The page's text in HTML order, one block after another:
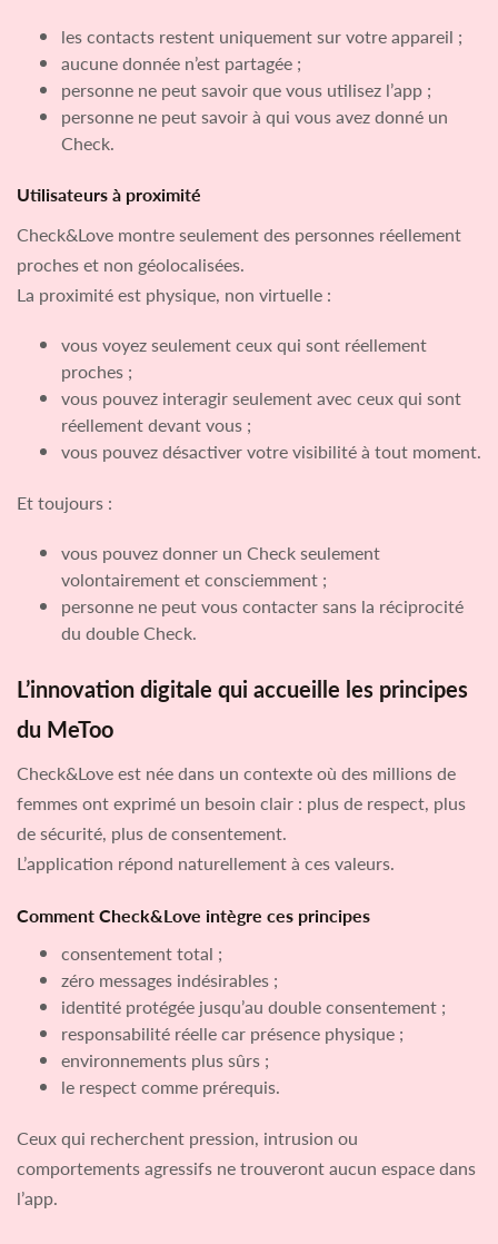
les contacts restent uniquement sur votre appareil ;
aucune donnée n’est partagée ;
personne ne peut savoir que vous utilisez l’app ;
personne ne peut savoir à qui vous avez donné un
Check.
Utilisateurs à proximité
Check&Love montre seulement des personnes réellement
proches et non géolocalisées.
La proximité est physique, non virtuelle :
vous voyez seulement ceux qui sont réellement
proches ;
vous pouvez interagir seulement avec ceux qui sont
réellement devant vous ;
vous pouvez désactiver votre visibilité à tout moment.
Et toujours :
vous pouvez donner un Check seulement
volontairement et consciemment ;
personne ne peut vous contacter sans la réciprocité
du double Check.
L’innovation digitale qui accueille les principes
du MeToo
Check&Love est née dans un contexte où des millions de
femmes ont exprimé un besoin clair : plus de respect, plus
de sécurité, plus de consentement.
L’application répond naturellement à ces valeurs.
Comment Check&Love intègre ces principes
consentement total ;
zéro messages indésirables ;
identité protégée jusqu’au double consentement ;
responsabilité réelle car présence physique ;
environnements plus sûrs ;
le respect comme prérequis.
Ceux qui recherchent pression, intrusion ou
comportements agressifs ne trouveront aucun espace dans
l’app.